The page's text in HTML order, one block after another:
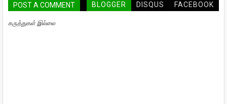
POST A COMMENT BLOGGER DISQUS FACEBOOK
கருத்துகள் இல்லை